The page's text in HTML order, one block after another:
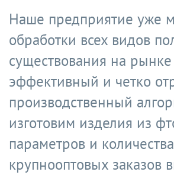
Наше предприятие уже
обработки всех видов
существования на рынке
эффективный и четко
производственный
изготовим изделия из
параметров и
крупнооптовых заказов